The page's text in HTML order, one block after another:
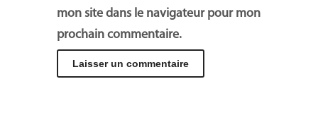
mon site dans le navigateur pour mon
prochain commentaire.